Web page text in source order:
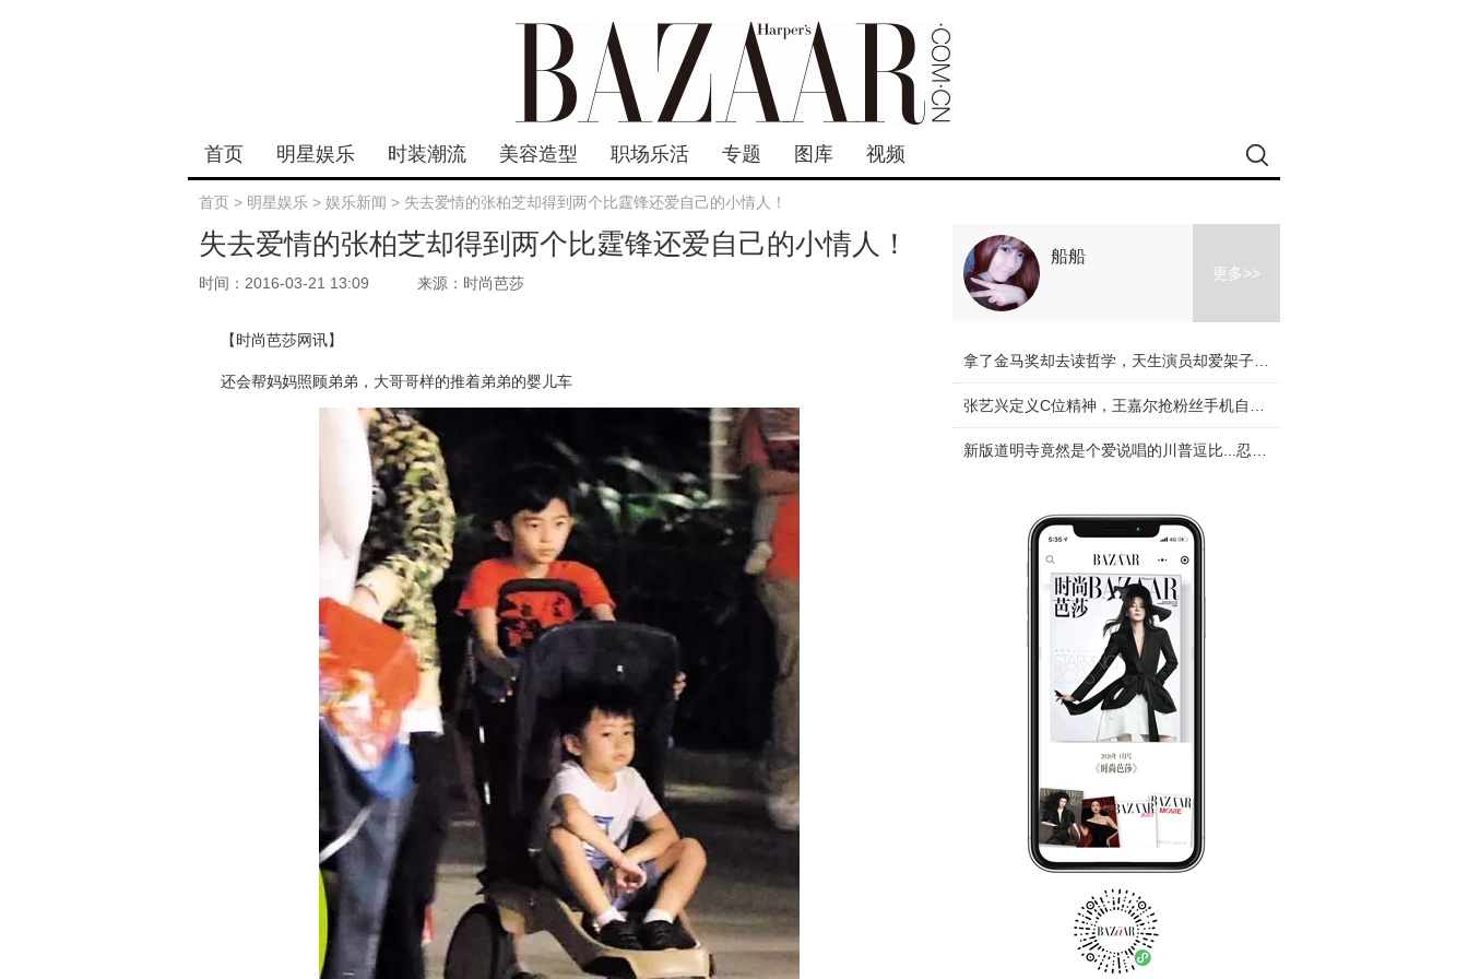
首页 明星娱乐 时装潮流 美容造型 职场乐活 专题 图库 视频
首页 > 明星娱乐 > 娱乐新闻 > 失去爱情的张柏芝却得到两个比霆锋还爱自己的小情人！
失去爱情的张柏芝却得到两个比霆锋还爱自己的小情人！
时间：2016-03-21 13:09 来源：时尚芭莎
【时尚芭莎网讯】
还会帮妈妈照顾弟弟，大哥哥样的推着弟弟的婴儿车
船船
更多>>